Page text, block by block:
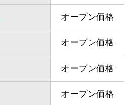
オープン価格
オープン価格
オープン価格
オープン価格